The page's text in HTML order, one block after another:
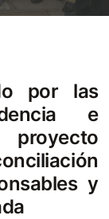
por las
e
y